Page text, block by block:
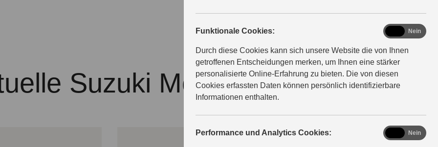
Funktionale Cookies:
Durch diese Cookies kann sich unsere Website die von Ihnen
getroffenen Entscheidungen merken, um Ihnen eine stärker
personalisierte Online-Erfahrung zu bieten. Die von diesen
Cookies erfassten Daten können persönlich identifizierbare
Informationen enthalten.
functional
Nein
Performance und Analytics Cookies: analyticsNein
Suzuki Modelle